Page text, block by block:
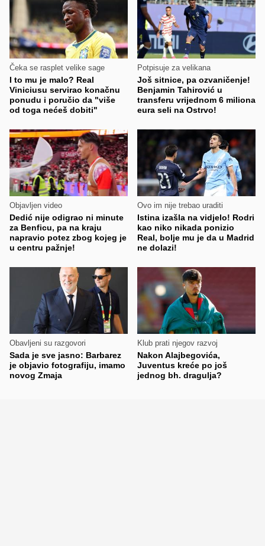
Čeka se rasplet velike sage
I to mu je malo? Real
Viniciusu servirao konačnu
ponudu i poručio da "više
od toga nećeš dobiti"
Potpisuje za velikana
Još sitnice, pa ozvaničenje!
Benjamin Tahirović u
transferu vrijednom 6 miliona
eura seli na Ostrvo!
Objavljen video
Dedić nije odigrao ni minute
za Benficu, pa na kraju
napravio potez zbog kojeg je
u centru pažnje!
Ovo im nije trebao uraditi
Istina izašla na vidjelo! Rodri
kao niko nikada ponizio
Real, bolje mu je da u Madrid
ne dolazi!
Obavljeni su razgovori
Sada je sve jasno: Barbarez
je objavio fotografiju, imamo
novog Zmaja
Klub prati njegov razvoj
Nakon Alajbegovića,
Juventus kreće po još
jednog bh. dragulja?